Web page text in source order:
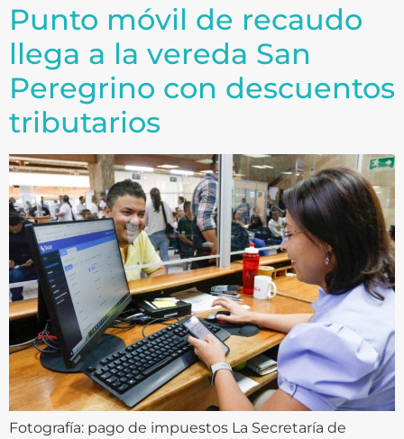
Punto móvil de recaudo
llega a la vereda San
Peregrino con descuentos
tributarios
Fotografía: pago de impuestos La Secretaría de